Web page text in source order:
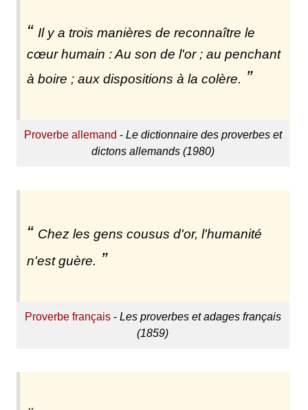
Il y a trois manières de reconnaître le
cœur humain : Au son de l'or ; au penchant
à boire ; aux dispositions à la colère.
Proverbe allemand - Le dictionnaire des proverbes et
dictons allemands (1980)
Chez les gens cousus d'or, l'humanité
n'est guère.
Proverbe français- Les proverbes et adages français
(1859)